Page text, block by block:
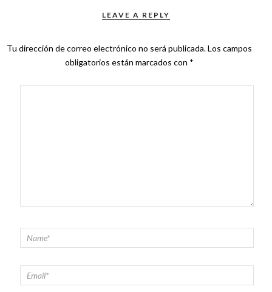
LEAVE A REPLY
Tu dirección de correo electrónico no será publicada.Los campos
obligatorios están marcados con *